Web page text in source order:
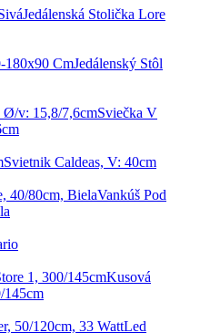
Jedálenská Stolička Lore
Jedálenský Stôl
Sviečka V
Svietnik Caldeas, V: 40cm
Vankúš Pod
Kusová
145cm
Led